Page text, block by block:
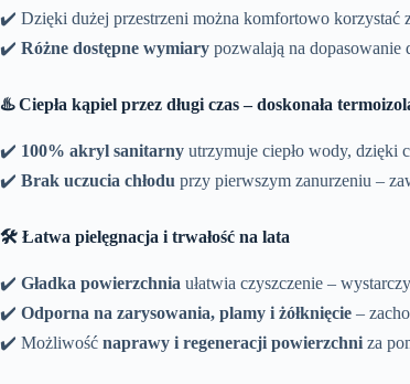
✔️ Dzięki dużej przestrzeni można komfortowo korzystać
✔️ Różne dostępne wymiary pozwalają na dopasowanie
♨️ Ciepła kąpiel przez długi czas – doskonała
✔️ 100% akryl sanitarny utrzymuje ciepło wody, dzięki
✔️ Brak uczucia chłodu przy pierwszym zanurzeniu –
🛠️ Łatwa pielęgnacja i trwałość na lata
✔️ Gładka powierzchnia ułatwia czyszczenie –
✔️ Odporna na zarysowania, plamy i żółknięcie –
✔️ Możliwość naprawy i regeneracji powierzchni za